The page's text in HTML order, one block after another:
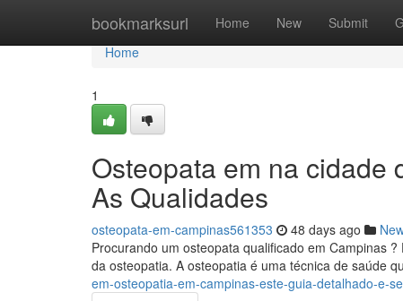
bookmarksurl Home New Submit
Home
Home
1
Osteopata em na cidade
As Qualidades
osteopata-em-campinas561353 48 days ago
Procurando um osteopata qualificado em Campinas
da osteopatia. A osteopatia é uma técnica de saúde
em-osteopatia-em-campinas-este-guia-detalhado-e-